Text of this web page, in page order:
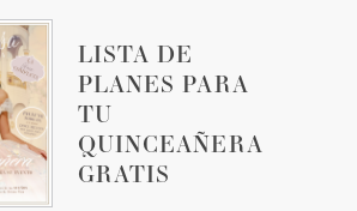
LISTA DE
PLANES PARA
TU
QUINCEAÑERA
GRATIS